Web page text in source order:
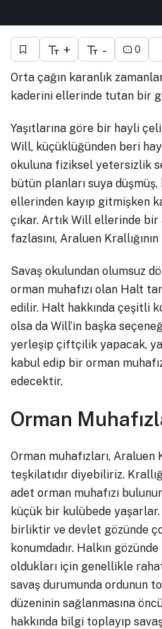
+ - 0
Orta çağın karanlık
kaderini ellerinde tutan bir
Yaşıtlarına göre bir hayli
Will, küçüklüğünden beri
okuluna fiziksel yetersizlik
bütün planları suya
ellerinden kayıp gitmişken
çıkar. Artık Will ellerinde
fazlasını, Araluen
Savaş okulundan olumsuz
orman muhafızı olan Halt
edilir. Halt hakkında çeşitli
olsa da Will’in başka
yerleşip çiftçilik yapacak, ya
kabul edip bir orman
edecektir.
Orman
Orman muhafızları, Araluen
teşkilatıdır diyebiliriz.
adet orman muhafızı
küçük bir kulübede
birliktir ve devlet gözünde
konumdadır. Halkın
oldukları için genellikle
savaş durumunda ordunun
düzeninin sağlanmasına
hakkında bilgi toplayıp